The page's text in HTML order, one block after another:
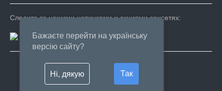
Следите за нашими новинками и акциями соцсетях:
+38(063) 592-63-84
Бажаєте перейти на українську
версію сайту?
Ні, дякую Так